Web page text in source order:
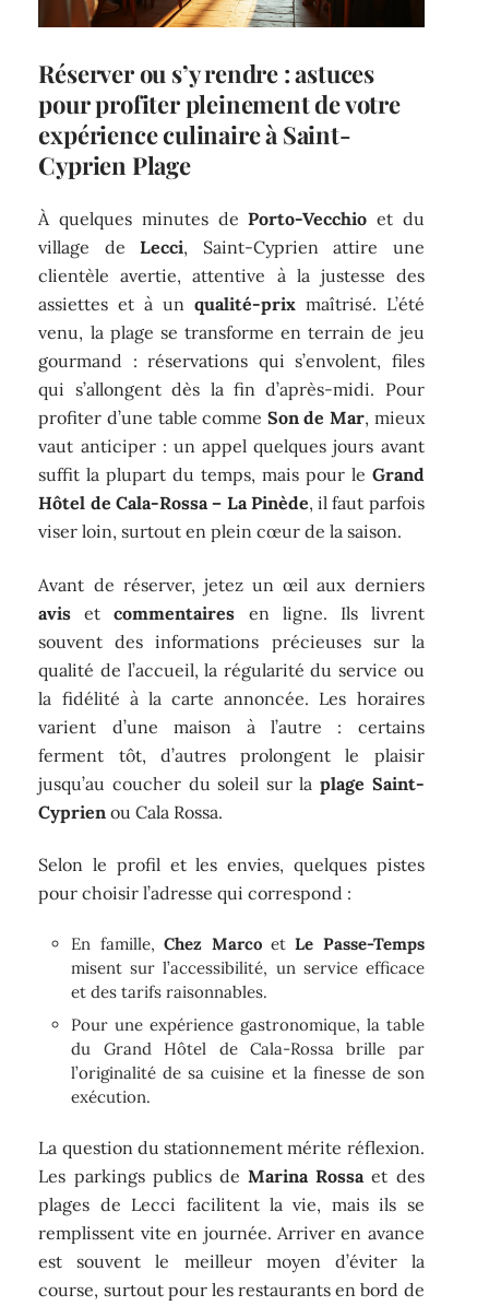
Réserver ou s’y rendre : astuces
pour profiter pleinement de votre
expérience culinaire à Saint-
Cyprien Plage
À quelques minutes dePorto-Vecchio et du
village deLecci, Saint-Cyprien attire une
clientèle avertie, attentive à la justesse des
assiettes et à un qualité-prixmaîtrisé. L’été
venu, la plage se transforme en terrain de jeu
gourmand : réservations qui s’envolent, files
qui s’allongent dès la fin d’après-midi. Pour
profiter d’une table comme Son de Mar, mieux
vaut anticiper : un appel quelques jours avant
suffit la plupart du temps, mais pour le Grand
Hôtel de Cala-Rossa – La Pinède, il faut parfois
viser loin, surtout en plein cœur de la saison.
Avant de réserver, jetez un œil aux derniers
avis etcommentaires en ligne. Ils livrent
souvent des informations précieuses sur la
qualité de l’accueil, la régularité du service ou
la fidélité à la carte annoncée. Les horaires
varient d’une maison à l’autre : certains
ferment tôt, d’autres prolongent le plaisir
jusqu’au coucher du soleil sur laplage Saint-
Cyprien ou Cala Rossa.
Selon le profil et les envies, quelques pistes
pour choisir l’adresse qui correspond :
En famille,Chez MarcoetLe Passe-Temps
misent sur l’accessibilité, un service efficace
et des tarifs raisonnables.
Pour une expérience gastronomique, la table
du Grand Hôtel de Cala-Rossa brille par
l’originalité de sa cuisine et la finesse de son
exécution.
La question du stationnement mérite réflexion.
Les parkings publics deMarina Rossaet des
plages de Lecci facilitent la vie, mais ils se
remplissent vite en journée. Arriver en avance
est souvent le meilleur moyen d’éviter la
course, surtout pour les restaurants en bord de